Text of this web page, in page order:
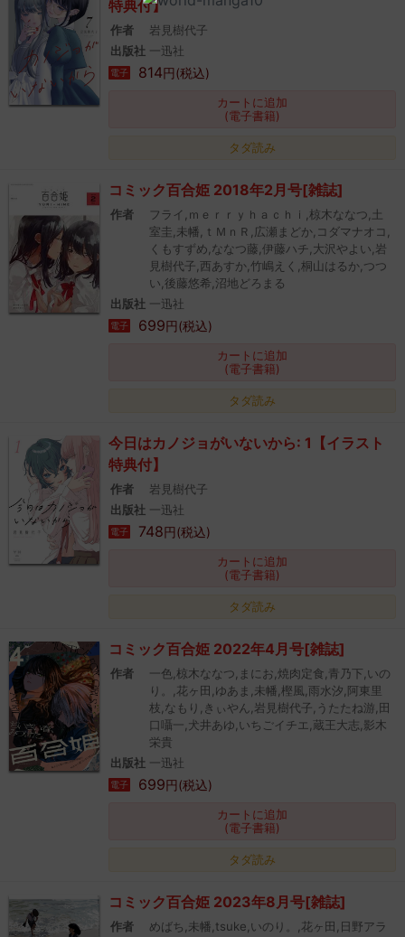
特典付】
作者
岩見樹代子
出版社
一迅社
電子 814円(税込)
カートに追加
(電子書籍)
タダ読み
コミック百合姫 2018年2月号[雑誌]
作者
フライ,ｍｅｒｒｙｈａｃｈｉ,椋木ななつ,土
室圭,未幡,ｔＭｎＲ,広瀬まどか,コダマナオコ,
くもすずめ,ななつ藤,伊藤ハチ,大沢やよい,岩
見樹代子,西あすか,竹嶋えく,桐山はるか,つつ
い,後藤悠希,沼地どろまる
出版社
一迅社
電子 699円(税込)
カートに追加
(電子書籍)
タダ読み
今日はカノジョがいないから: 1【イラスト
特典付】
作者
岩見樹代子
出版社
一迅社
電子 748円(税込)
カートに追加
(電子書籍)
タダ読み
コミック百合姫 2022年4月号[雑誌]
作者
一色,椋木ななつ,まにお,焼肉定食,青乃下,いの
り。,花ヶ田,ゆあま,未幡,樫風,雨水汐,阿東里
枝,なもり,きぃやん,岩見樹代子,うたたね游,田
口囁一,犬井あゆ,いちごイチエ,蔵王大志,影木
栄貴
出版社
一迅社
電子 699円(税込)
カートに追加
(電子書籍)
タダ読み
コミック百合姫 2023年8月号[雑誌]
作者
めばち,未幡,tsuke,いのり。,花ヶ田,日野アラ